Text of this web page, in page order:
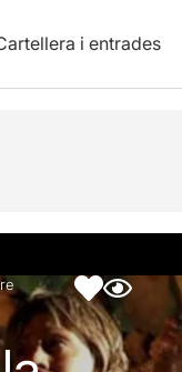
i entrades
Fotos i vídeos